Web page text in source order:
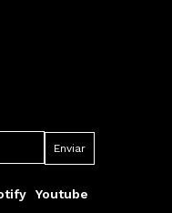
Youtube